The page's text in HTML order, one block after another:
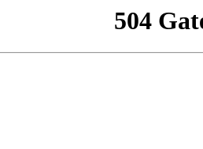
504